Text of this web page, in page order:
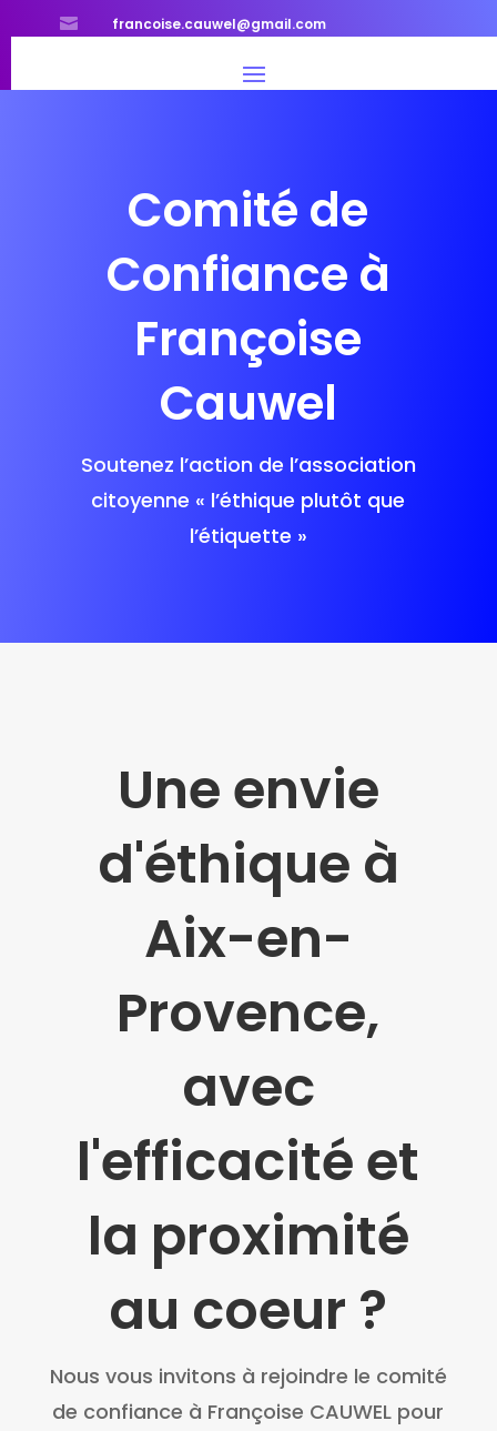
 francoise.cauwel@gmail.com
Comité de
Confiance à
Françoise
Cauwel
Soutenez l’action de l’association
citoyenne « l’éthique plutôt que
l’étiquette »
Une envie
d'éthique à
Aix-en-
Provence,
avec
l'efficacité et
la proximité
au coeur ?
Nous vous invitons à rejoindre le comité
de confiance à Françoise CAUWEL pour